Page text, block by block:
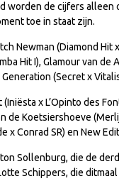
worden de cijfers alleen
toe in staat zijn.
Newman (Diamond Hit
Hit I), Glamour van de
Generation (Secret x
x L’Opinto des
Koetsiershoeve
Conrad SR) en New
Sollenburg, die de
Schippers, die